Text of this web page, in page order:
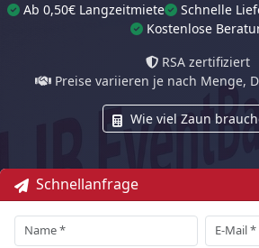
Ab 0,50€ Langzeitmiete Schnelle
Kostenlose
RSA zertifiziert
Preise variieren je nach Menge,
Wie viel Zaun
Schnellanfrage